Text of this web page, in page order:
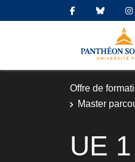
Offre de
Master
UE